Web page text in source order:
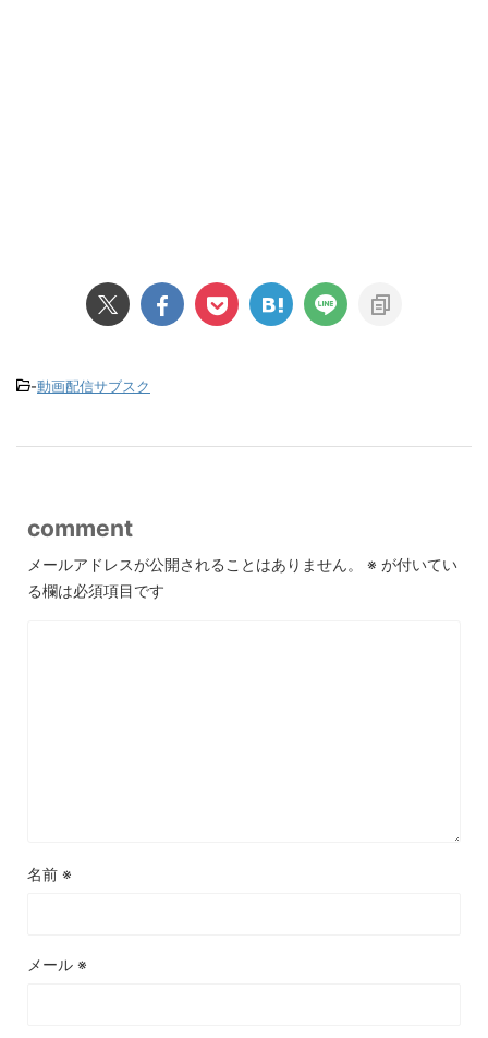
-動画配信サブスク
comment
メールアドレスが公開されることはありません。 ※ が付いてい
る欄は必須項目です
名前 ※
メール ※